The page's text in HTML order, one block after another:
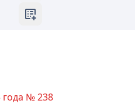
года № 238